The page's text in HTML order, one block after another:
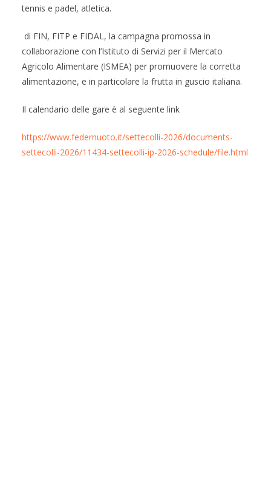
tennis e padel, atletica.
di FIN, FITP e FIDAL, la campagna promossa in
collaborazione con l’Istituto di Servizi per il Mercato
Agricolo Alimentare (ISMEA) per promuovere la corretta
alimentazione, e in particolare la frutta in guscio italiana.
Il calendario delle gare è al seguente link
https://www.federnuoto.it/settecolli-2026/documents-
settecolli-2026/11434-settecolli-ip-2026-schedule/file.html